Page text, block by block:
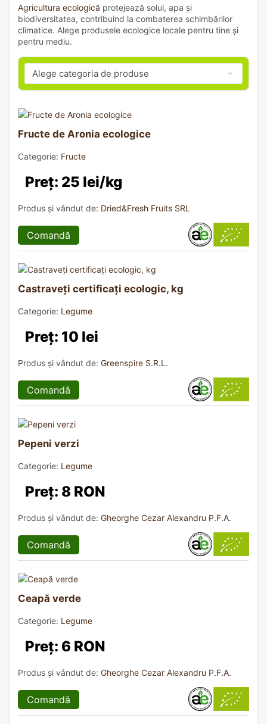
Agricultura ecologică protejează solul, apa și
biodiversitatea, contribuind la combaterea schimbărilor
climatice. Alege produsele ecologice locale pentru tine și
pentru mediu.
Fructe de Aronia ecologice
Categorie: Fructe
Preț: 25 lei/kg
Produs și vândut de: Dried&Fresh Fruits SRL
Comandă
Castraveți certificați ecologic, kg
Categorie: Legume
Preț: 10 lei
Produs și vândut de: Greenspire S.R.L.
Comandă
Pepeni verzi
Categorie: Legume
Preț: 8 RON
Produs și vândut de: Gheorghe Cezar Alexandru P.F.A.
Comandă
Ceapă verde
Categorie: Legume
Preț: 6 RON
Produs și vândut de: Gheorghe Cezar Alexandru P.F.A.
Comandă